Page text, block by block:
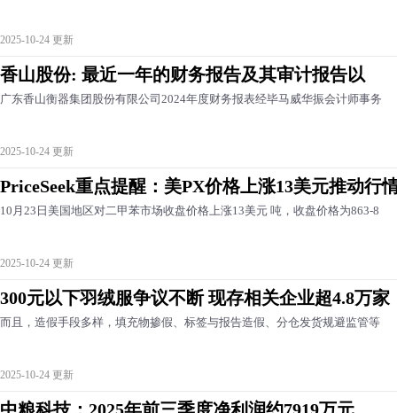
2025-10-24 更新
香山股份: 最近一年的财务报告及其审计报告以
广东香山衡器集团股份有限公司2024年度财务报表经毕马威华振会计师事务
2025-10-24 更新
PriceSeek重点提醒：美PX价格上涨13美元推动行
10月23日美国地区对二甲苯市场收盘价格上涨13美元 吨，收盘价格为863-8
2025-10-24 更新
300元以下羽绒服争议不断 现存相关企业超4.8万家
而且，造假手段多样，填充物掺假、标签与报告造假、分仓发货规避监管等
2025-10-24 更新